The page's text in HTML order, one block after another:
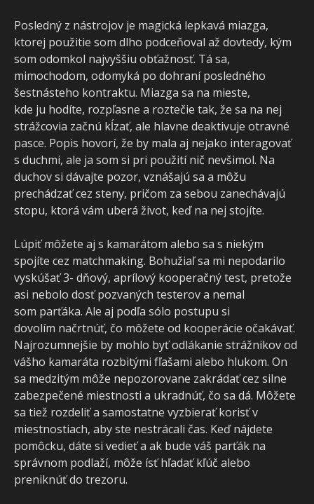
Posledný z nástrojov je magická lepkavá miazga,
ktorej použitie som dlho podceňoval až dovtedy, kým
som odomkol najvyššiu obťažnosť. Tá sa,
mimochodom, odomyká po dohraní posledného
šestnásteho kontraktu. Miazga sa na mieste,
kde ju hodíte, rozpľasne a roztečie tak, že sa na nej
strážcovia začnú kĺzať, ale hlavne deaktivuje otravné
pasce. Popis hovorí, že by mala aj nejako interagovať
s duchmi, ale ja som si pri použití nič nevšimol. Na
duchov si dávajte pozor, vznášajú sa a môžu
prechádzať cez steny, pričom za sebou zanechávajú
stopu, ktorá vám uberá život, keď na nej stojíte.
Lúpiť môžete aj s kamarátom alebo sa s niekým
spojíte cez matchmaking. Bohužiaľ sa mi nepodarilo
vyskúšať 3- dňový, aprílový kooperačný test, pretože
asi nebolo dosť pozvaných testerov a nemal
som parťáka. Ale aj podľa sólo postupu si
dovolím načrtnúť, čo môžete od kooperácie očakávať.
Najrozumnejšie by mohlo byť odlákanie strážnikov od
vášho kamaráta rozbitými fľašami alebo hlukom. On
sa medzitým môže nepozorovane zakrádať cez silne
zabezpečené miestnosti a ukradnúť, čo sa dá. Môžete
sa tiež rozdeliť a samostatne vyzbierať korisť v
miestnostiach, aby ste nestrácali čas. Keď nájdete
pomôcku, dáte si vedieť a ak bude váš parťák na
správnom podlaží, môže ísť hľadať kľúč alebo
preniknúť do trezoru.